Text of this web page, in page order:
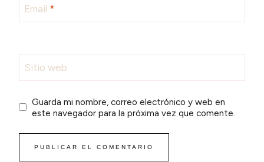
Email *
Sitio web
Guarda mi nombre, correo electrónico y web en
este navegador para la próxima vez que comente.